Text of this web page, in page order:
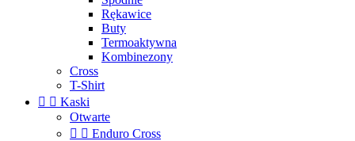
Rękawice
Buty
Termoaktywna
Kombinezony
Cross
T-Shirt
  Kaski
Otwarte
  Enduro Cross